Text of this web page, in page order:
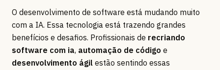
O desenvolvimento de software está mudando muito
com a IA. Essa tecnologia está trazendo grandes
benefícios e desafios. Profissionais de recriando
software com ia, automação de código e
desenvolvimento ágil estão sentindo essas